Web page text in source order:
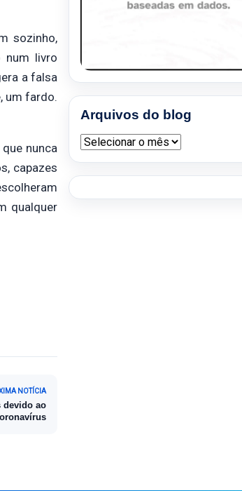
sozinho,
num livro
a falsa
um fardo.
nunca
capazes
qualquer
NOTÍCIA
devido ao
Arquivos do blog
Arquivos do blog